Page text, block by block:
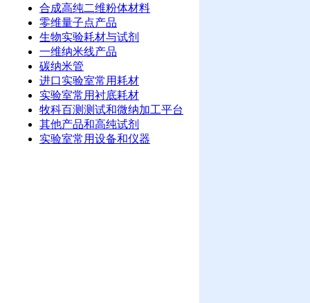
合成高纯二维粉体材料
零维量子点产品
生物实验耗材与试剂
一维纳米线产品
碳纳米管
进口实验室常用耗材
实验室常用衬底耗材
牧科百测测试和微纳加工平台
其他产品和高纯试剂
实验室常用设备和仪器